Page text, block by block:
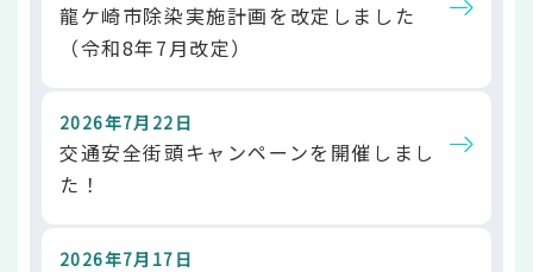
龍ケ崎市除染実施計画を改定しました
（令和8年7月改定）
2026年7月22日
交通安全街頭キャンペーンを開催しまし
た！
2026年7月17日